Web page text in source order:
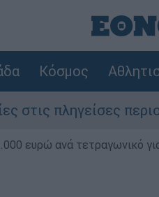
Κόσμος
περιοχές Η
ευρώ ανά τετραγωνικό